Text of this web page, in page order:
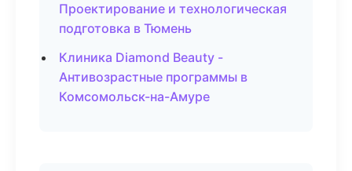
Проектирование и технологическая
подготовка в Тюмень
Клиника Diamond Beauty -
Антивозрастные программы в
Комсомольск-на-Амуре